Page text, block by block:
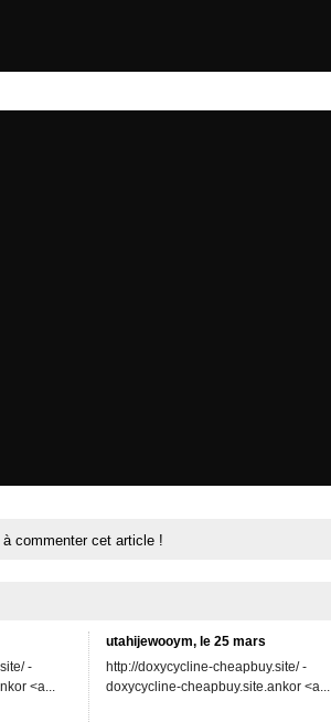
commenter cet article !
-
<a...
utahijewooym, le 25 mars
http://doxycycline-cheapbuy.site/ -
doxycycline-cheapbuy.site.ankor <a...